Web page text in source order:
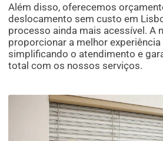
Além disso, oferecemos
deslocamento sem custo em
processo ainda mais acessível. A
proporcionar a melhor
simplificando o atendimento e
total com os nossos serviços.